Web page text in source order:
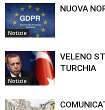
Notizie
NUOVA
Notizie
VELENO
TURCHIA